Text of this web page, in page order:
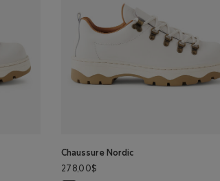
Chaussure Nordic
278,00$